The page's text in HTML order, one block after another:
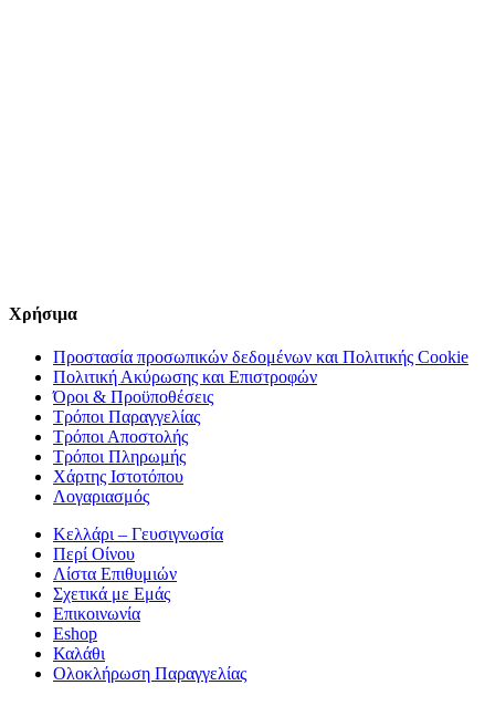
Χρήσιμα
Προστασία προσωπικών δεδομένων και Πολιτικής Cookie
Πολιτική Ακύρωσης και Επιστροφών
Όροι & Προϋποθέσεις
Τρόποι Παραγγελίας
Τρόποι Αποστολής
Τρόποι Πληρωμής
Χάρτης Ιστοτόπου
Λογαριασμός
Κελλάρι – Γευσιγνωσία
Περί Οίνου
Λίστα Επιθυμιών
Σχετικά με Εμάς
Επικοινωνία
Eshop
Καλάθι
Ολοκλήρωση Παραγγελίας